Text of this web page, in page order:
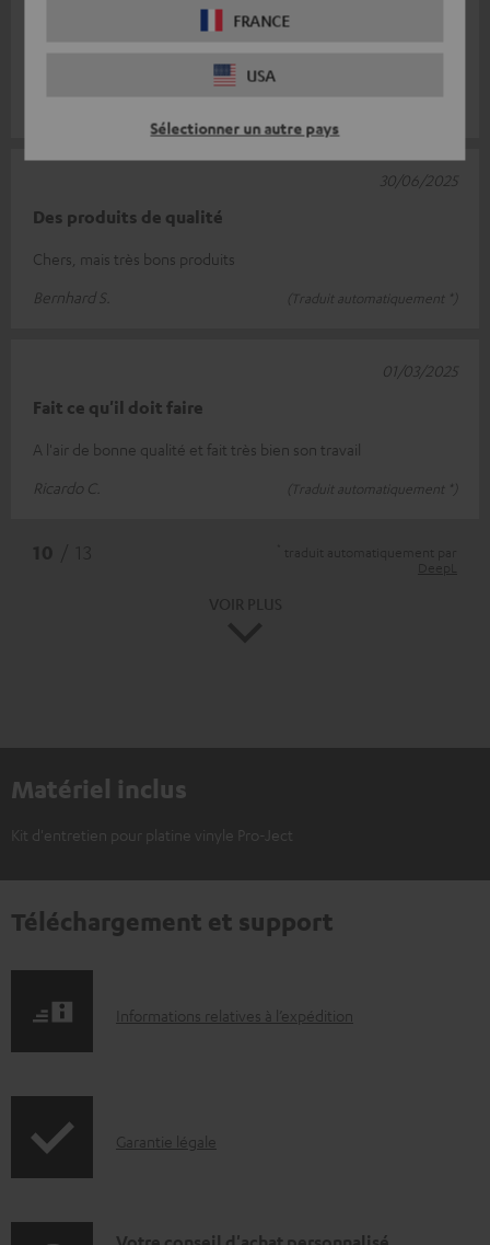
FRANCE
USA
Sélectionner un autre pays
Des produits de qualité
Chers, mais très bons produits
Bernhard S.
(Traduit automatiquement *)
30/06/2025
Fait ce qu'il doit faire
A l'air de bonne qualité et fait très bien son travail
Ricardo C.
(Traduit automatiquement *)
01/03/2025
Matériel inclus
Kit d'entretien pour platine vinyle Pro-Ject
Téléchargement et support
I
r
Informations relatives à l’expédition
IGarantie légale